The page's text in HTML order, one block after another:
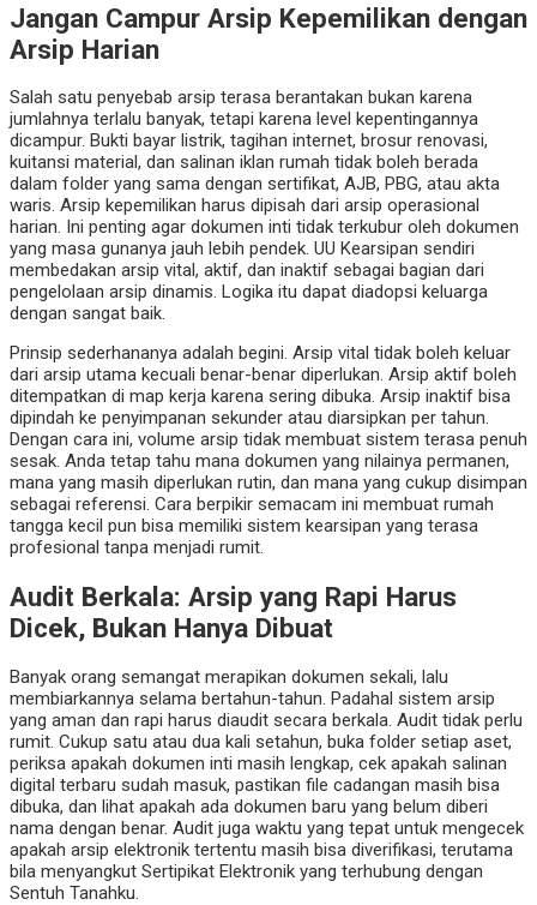
Jangan Campur Arsip Kepemilikan dengan
Arsip Harian
Salah satu penyebab arsip terasa berantakan bukan karena
jumlahnya terlalu banyak, tetapi karena level kepentingannya
dicampur. Bukti bayar listrik, tagihan internet, brosur renovasi,
kuitansi material, dan salinan iklan rumah tidak boleh berada
dalam folder yang sama dengan sertifikat, AJB, PBG, atau akta
waris. Arsip kepemilikan harus dipisah dari arsip operasional
harian. Ini penting agar dokumen inti tidak terkubur oleh dokumen
yang masa gunanya jauh lebih pendek. UU Kearsipan sendiri
membedakan arsip vital, aktif, dan inaktif sebagai bagian dari
pengelolaan arsip dinamis. Logika itu dapat diadopsi keluarga
dengan sangat baik.
Prinsip sederhananya adalah begini. Arsip vital tidak boleh keluar
dari arsip utama kecuali benar-benar diperlukan. Arsip aktif boleh
ditempatkan di map kerja karena sering dibuka. Arsip inaktif bisa
dipindah ke penyimpanan sekunder atau diarsipkan per tahun.
Dengan cara ini, volume arsip tidak membuat sistem terasa penuh
sesak. Anda tetap tahu mana dokumen yang nilainya permanen,
mana yang masih diperlukan rutin, dan mana yang cukup disimpan
sebagai referensi. Cara berpikir semacam ini membuat rumah
tangga kecil pun bisa memiliki sistem kearsipan yang terasa
profesional tanpa menjadi rumit.
Audit Berkala: Arsip yang Rapi Harus
Dicek, Bukan Hanya Dibuat
Banyak orang semangat merapikan dokumen sekali, lalu
membiarkannya selama bertahun-tahun. Padahal sistem arsip
yang aman dan rapi harus diaudit secara berkala. Audit tidak perlu
rumit. Cukup satu atau dua kali setahun, buka folder setiap aset,
periksa apakah dokumen inti masih lengkap, cek apakah salinan
digital terbaru sudah masuk, pastikan file cadangan masih bisa
dibuka, dan lihat apakah ada dokumen baru yang belum diberi
nama dengan benar. Audit juga waktu yang tepat untuk mengecek
apakah arsip elektronik tertentu masih bisa diverifikasi, terutama
bila menyangkut Sertipikat Elektronik yang terhubung dengan
Sentuh Tanahku.